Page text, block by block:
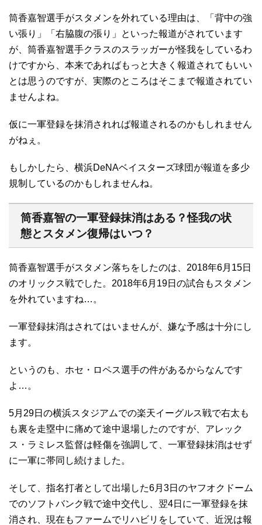
筒香嘉智選手がスタメンを外れている理由は、「背中の強
い張り」「右脇腹の張り」といった報道がされています
が、筒香嘉智選手クラスのスラッガーが怪我をしているわ
けですから、本来であればもっと大きく報道されてもいい
とは思うのですが、実際のところはそこまで報道されてい
ませんよね。
仮に一軍登録を抹消されれば報道されるのかもしれません
がねぇ。
もしかしたら、横浜DeNAベイスターズ球団が報道を多少
規制しているのかもしれませんね。
筒香嘉智の一軍登録抹消はある？怪我の状
態とスタメン復帰はいつ？
筒香嘉智選手がスタメン落ちをしたのは、2018年6月15日
のオリックス戦でした。2018年6月19日の試合もスタメン
を外れていますね…。
一軍登録抹消はされてはいませんが、嫌な予感は十分にし
ます。
というのも、ホセ・ロペス選手の件があるからなんです
よ…。
5月29日の横浜スタジアムでの楽天イーグルス戦で右太も
も裏を走塁中に痛めて途中退場したのですが、アレック
ス・ラミレス監督は軽傷を強調して、一軍登録抹消はせず
に一軍に帯同し続けました。
そして、指名打者として出場した6月3日のヤフオクドーム
でのソフトバンク戦で途中交代し、翌4日に一軍登録を抹
消され、現在もファームでリハビリをしていて、近況は報